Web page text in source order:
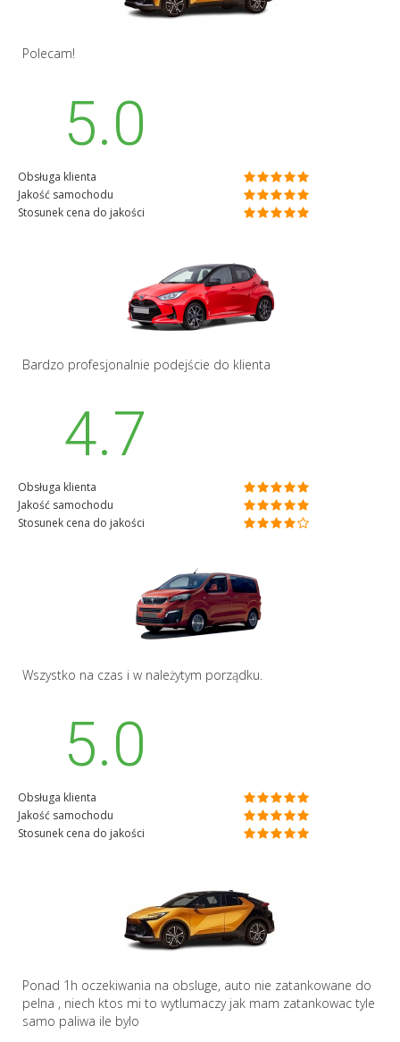
Polecam!
5.0
Obsługa klienta
Jakość samochodu
Stosunek cena do jakości
Bardzo profesjonalnie podejście do klienta
4.7
Obsługa klienta
Jakość samochodu
Stosunek cena do jakości
Wszystko na czas i w należytym porządku.
5.0
Obsługa klienta
Jakość samochodu
Stosunek cena do jakości
Ponad 1h oczekiwania na obsluge, auto nie zatankowane do
pelna , niech ktos mi to wytlumaczy jak mam zatankowac tyle
samo paliwa ile bylo